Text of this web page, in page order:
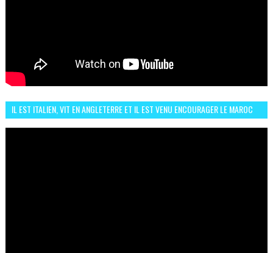
IL EST ITALIEN, VIT EN ANGLETERRE ET IL EST VENU ENCOURAGER LE MAROC